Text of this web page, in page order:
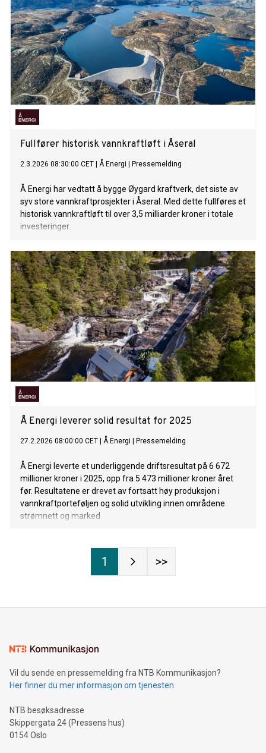
Fullfører historisk vannkraftløft i Åseral
2.3.2026 08:30:00 CET Å Energi Pressemelding
Å Energi har vedtatt å bygge Øygard kraftverk, det siste av
syv store vannkraftprosjekter i Åseral. Med dette fullføres et
historisk vannkraftløft til over 3,5 milliarder kroner i totale
investeringer.
Å Energi leverer solid resultat for 2025
27.2.2026 08:00:00 CET Å Energi Pressemelding
Å Energi leverte et underliggende driftsresultat på 6 672
millioner kroner i 2025, opp fra 5 473 millioner kroner året
før. Resultatene er drevet av fortsatt høy produksjon i
vannkraftporteføljen og solid utvikling innen områdene
strømnett og marked.
1 >>
Vil du sende en pressemelding fra NTB Kommunikasjon?
Her finner du mer informasjon om tjenesten
NTB besøksadresse
Skippergata 24 (Pressens hus)
0154 Oslo